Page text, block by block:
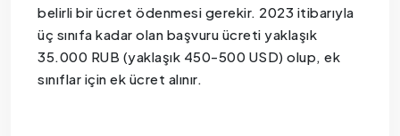
belirli bir ücret ödenmesi gerekir. 2023 itibarıyla
üç sınıfa kadar olan başvuru ücreti yaklaşık
35.000 RUB (yaklaşık 450-500 USD) olup, ek
sınıflar için ek ücret alınır.